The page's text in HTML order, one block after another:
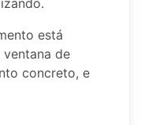
está
de
concreto, e